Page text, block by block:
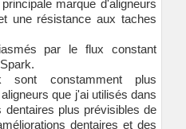
marque d'aligneurs
une résistance aux taches
par le flux constant
constamment plus
que j'ai utilisés dans
plus prévisibles de
dentaires et des